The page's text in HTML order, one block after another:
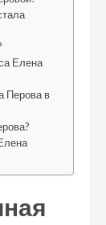
Елена
Перова в